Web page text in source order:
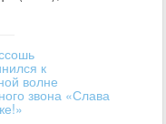
к
волне
звона «Слава